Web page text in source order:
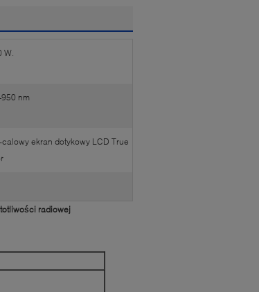
W.
nm
calowy ekran dotykowy LCD True
radiowej